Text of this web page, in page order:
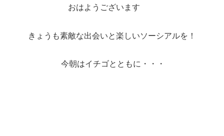
おはようございます
きょうも素敵な出会いと楽しいソーシアルを！
今朝はイチゴとともに・・・